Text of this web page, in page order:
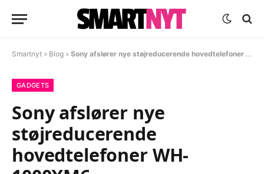
Smartnyt » Blog » Sony afslører nye støjreducerende hovedtelefoner WH-1000XM6
GADGETS
Sony afslører nye
støjreducerende
hovedtelefoner WH-